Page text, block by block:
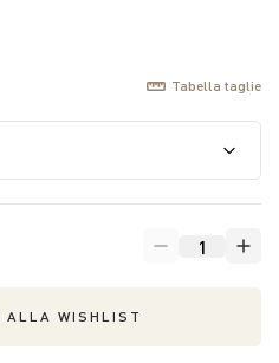
Tabella taglie
ALLA WISHLIST